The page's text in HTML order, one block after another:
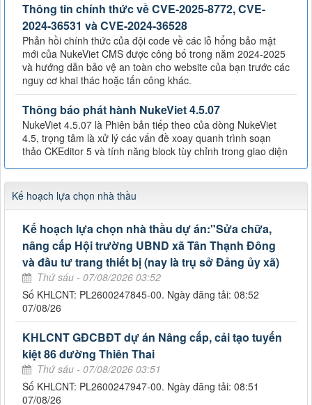
Thông tin chính thức về CVE-2025-8772, CVE-
2024-36531 và CVE-2024-36528
Phản hồi chính thức của đội code về các lỗ hổng bảo mật
mới của NukeViet CMS được công bố trong năm 2024-2025
và hướng dẫn bảo vệ an toàn cho website của bạn trước các
nguy cơ khai thác hoặc tấn công khác.
Thông báo phát hành NukeViet 4.5.07
NukeViet 4.5.07 là Phiên bản tiếp theo của dòng NukeViet
4.5, trọng tâm là xử lý các vấn đề xoay quanh trình soạn
thảo CKEditor 5 và tính năng block tùy chỉnh trong giao diện
Kế hoạch lựa chọn nhà thầu
Kế hoạch lựa chọn nhà thầu dự án:"Sửa chữa,
nâng cấp Hội trường UBND xã Tân Thạnh Đông
và đầu tư trang thiết bị (nay là trụ sở Đảng ủy xã)
Thứ sáu - 07/08/2026 03:52
Số KHLCNT: PL2600247845-00. Ngày đăng tải: 08:52
07/08/26
KHLCNT GĐCBĐT dự án Nâng cấp, cải tạo tuyến
kiệt 86 đường Thiên Thai
Thứ sáu - 07/08/2026 03:51
Số KHLCNT: PL2600247947-00. Ngày đăng tải: 08:51
07/08/26